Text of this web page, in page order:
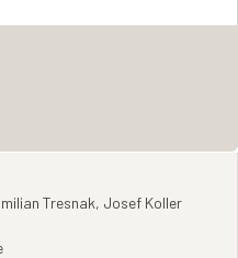
Tresnak, Josef Koller